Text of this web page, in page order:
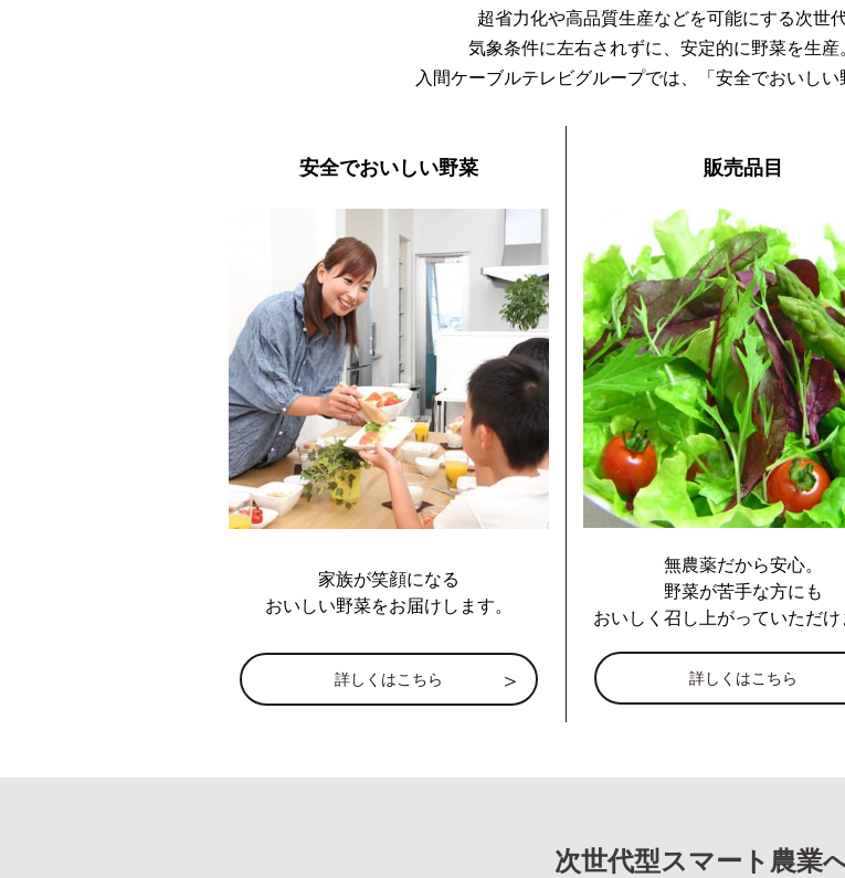
超省力化や高品質生産などを可能にする次世
気象条件に左右されずに、安定的に野菜を生産
入間ケーブルテレビグループでは、「安全でおいしい
安全でおいしい野菜
家族が笑顔になる
おいしい野菜をお届けします。
詳しくはこちら
販売品目
無農薬だから安心。
野菜が苦手な方にも
おいしく召し上がっていただけ
詳しくはこちら
次世代型スマート農業